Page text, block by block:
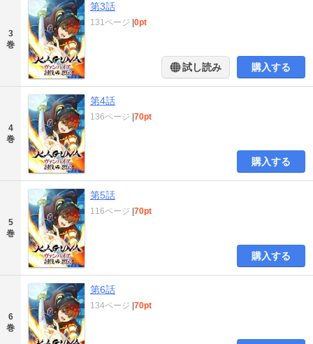
3
巻
第3話
131ページ 0pt
試し読み 購入する
4
巻
第4話
136ページ 70pt
購入する
5
巻
第5話
116ページ 70pt
購入する
6
巻
第6話
134ページ 70pt